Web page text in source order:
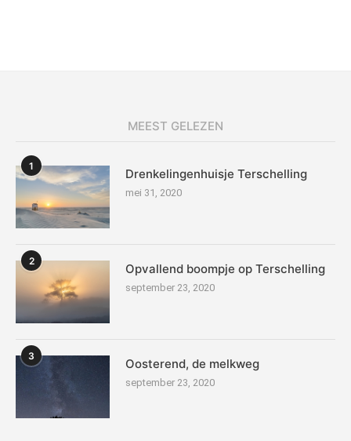
MEEST GELEZEN
1
Drenkelingenhuisje Terschelling
mei 31, 2020
2
Opvallend boompje op Terschelling
september 23, 2020
3
Oosterend, de melkweg
september 23, 2020